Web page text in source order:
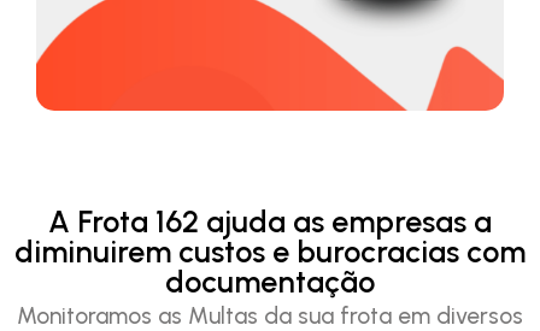
A Frota 162 ajuda as empresas a
diminuirem custos e burocracias com
documentação
Monitoramos as Multas da sua frota em diversos